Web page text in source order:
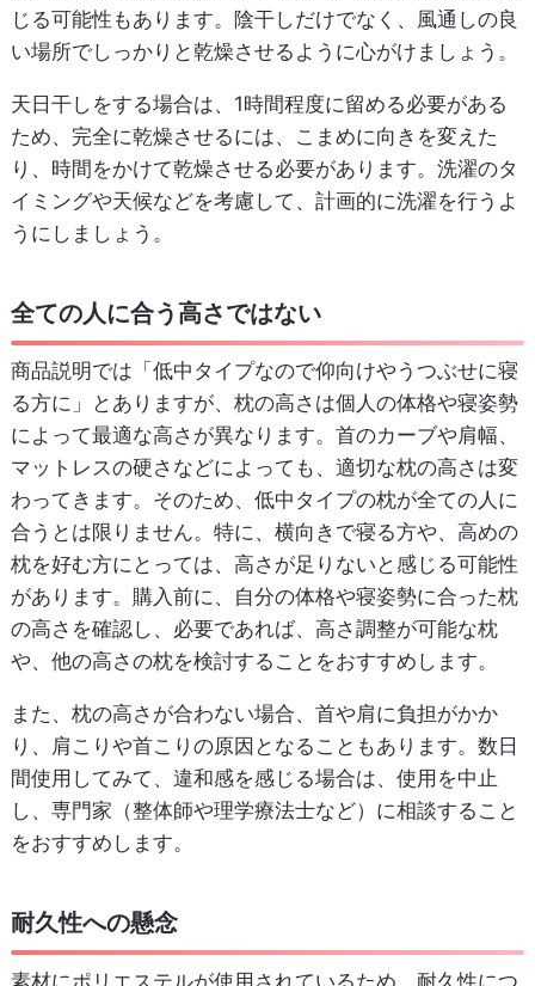
じる可能性もあります。陰干しだけでなく、風通しの良
い場所でしっかりと乾燥させるように心がけましょう。
天日干しをする場合は、1時間程度に留める必要がある
ため、完全に乾燥させるには、こまめに向きを変えた
り、時間をかけて乾燥させる必要があります。洗濯のタ
イミングや天候などを考慮して、計画的に洗濯を行うよ
うにしましょう。
全ての人に合う高さではない
商品説明では「低中タイプなので仰向けやうつぶせに寝
る方に」とありますが、枕の高さは個人の体格や寝姿勢
によって最適な高さが異なります。首のカーブや肩幅、
マットレスの硬さなどによっても、適切な枕の高さは変
わってきます。そのため、低中タイプの枕が全ての人に
合うとは限りません。特に、横向きで寝る方や、高めの
枕を好む方にとっては、高さが足りないと感じる可能性
があります。購入前に、自分の体格や寝姿勢に合った枕
の高さを確認し、必要であれば、高さ調整が可能な枕
や、他の高さの枕を検討することをおすすめします。
また、枕の高さが合わない場合、首や肩に負担がかか
り、肩こりや首こりの原因となることもあります。数日
間使用してみて、違和感を感じる場合は、使用を中止
し、専門家（整体師や理学療法士など）に相談すること
をおすすめします。
耐久性への懸念
素材にポリエステルが使用されているため、耐久性につ